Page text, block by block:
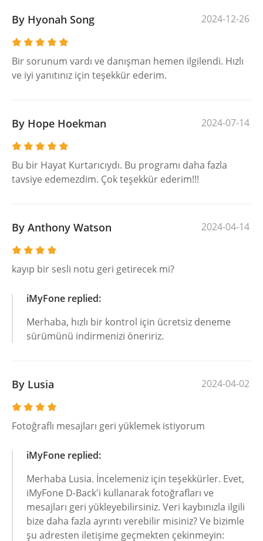
By Hyonah Song 2024-12-26
Bir sorunum vardı ve danışman hemen ilgilendi. Hızlı
ve iyi yanıtınız için teşekkür ederim.
By Hope Hoekman 2024-07-14
Bu bir Hayat Kurtarıcıydı. Bu programı daha fazla
tavsiye edemezdim. Çok teşekkür ederim!!!
By Anthony Watson 2024-04-14
kayıp bir sesli notu geri getirecek mi?
iMyFone replied:
Merhaba, hızlı bir kontrol için ücretsiz deneme
sürümünü indirmenizi öneririz.
By Lusia 2024-04-02
Fotoğraflı mesajları geri yüklemek istiyorum
iMyFone replied:
Merhaba Lusia. İncelemeniz için teşekkürler. Evet,
iMyFone D-Back'i kullanarak fotoğrafları ve
mesajları geri yükleyebilirsiniz. Veri kaybınızla ilgili
bize daha fazla ayrıntı verebilir misiniz? Ve bizimle
şu adresten iletişime geçmekten çekinmeyin: